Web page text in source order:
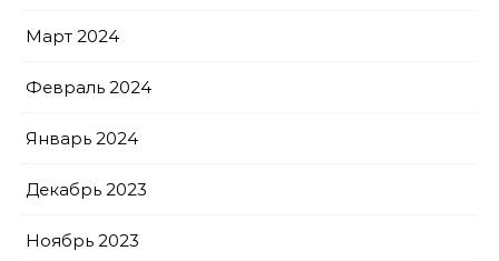
Март 2024
Февраль 2024
Январь 2024
Декабрь 2023
Ноябрь 2023